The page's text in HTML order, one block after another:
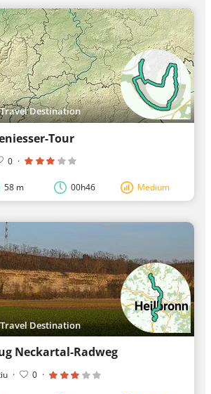
Destination
Tour
0 ·
58 m 00h46 Medium
Destination
Neckartal-Radweg
· 0 ·